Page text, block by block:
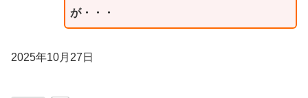
が・・・
2025年10月27日